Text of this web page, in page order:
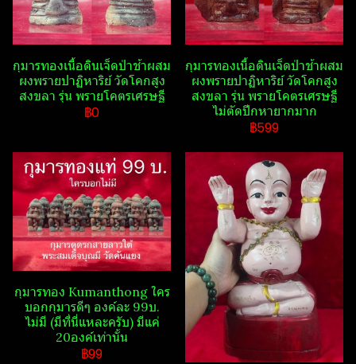
กุมารทองเนื้อดินเจ็ดป่าช้าผสม
ผงพรายปาฏิหาริย์​ วัดโคกสูง
สงขลา รุ่น พรายโคตรเศรษฐี​
฿0
กุมารทองเนื้อดินเจ็ดป่าช้าผสม
ผงพรายปาฏิหาริย์​ วัดโคกสูง
สงขลา รุ่น พรายโคตรเศรษฐี​
ไม่ตัดปีกหายากมาก
฿599
กุมารทอง Kumanthong​ ใคร
บอกกุมารดีๆ องค์ละ 99บ.
ไม่มี (มีที่นี่แหละครับ) มีแค่
20องค์เท่านั้น
฿99